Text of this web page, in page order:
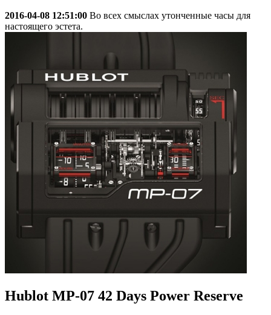
2016-04-08 12:51:00 Во всех смыслах утонченные часы для
настоящего эстета.
Hublot MP-07 42 Days Power Reserve